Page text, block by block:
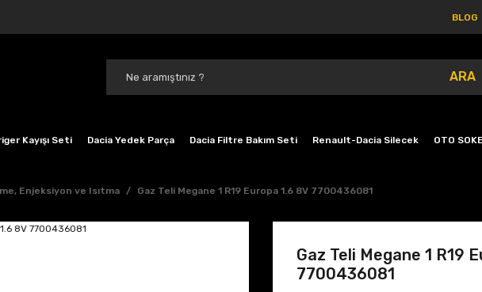
BLOG
ARA
Kayışı Seti Dacia Yedek Parça Dacia Filtre Bakım Seti Renault-Dacia Silecek OTO
Enjeksiyon ve Isıtma Gaz Teli Megane 1 R19 Europa 1.6 8V 7700436081
Gaz Teli Megane 1 R19
7700436081